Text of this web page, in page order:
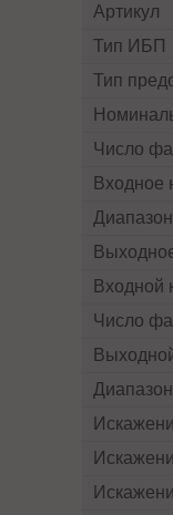
Артикул
Тип ИБП
Тип
Число
Входное
Входной
Число